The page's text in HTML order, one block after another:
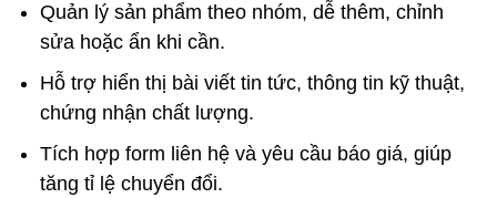
Quản lý sản phẩm theo nhóm, dễ thêm, chỉnh
sửa hoặc ẩn khi cần.
Hỗ trợ hiển thị bài viết tin tức, thông tin kỹ thuật,
chứng nhận chất lượng.
Tích hợp form liên hệ và yêu cầu báo giá, giúp
tăng tỉ lệ chuyển đổi.